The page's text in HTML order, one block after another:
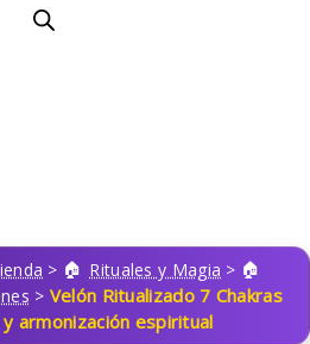
> Rituales y Magia >
> Velón Ritualizado 7 Chakras
armonización espiritual